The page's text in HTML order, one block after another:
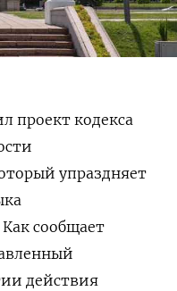
проект кодекса
упраздняет
сообщает
действия